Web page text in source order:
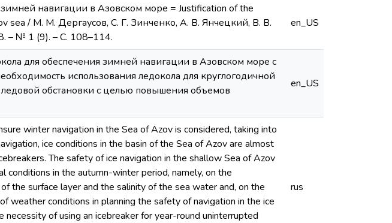
навигации в Азовском море = Justification of the
sea / М. М. Дергаусов, С. Г. Зинченко, А. В. Янчецкий, В. В.
– № 1 (9). – С. 108–114.
en_US
для обеспечения зимней навигации в Азовском море с
использования ледокола для круглогодичной
обстановки с целью повышения объемов
en_US
winter navigation in the Sea of Azov is considered, taking into
ice conditions in the basin of the Sea of Azov are almost
The safety of ice navigation in the shallow Sea of Azov
in the autumn-winter period, namely, on the
the surface layer and the salinity of the sea water and, on the
weather conditions in planning the safety of navigation in the ice
of using an icebreaker for year-round uninterrupted
rus